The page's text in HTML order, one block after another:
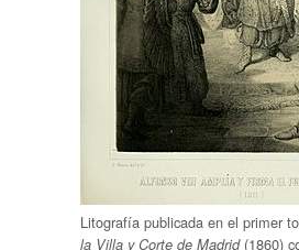
Litografía publicada en el primer
la Villa y Corte de Madrid(1860)